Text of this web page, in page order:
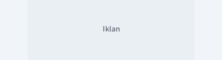
Iklan